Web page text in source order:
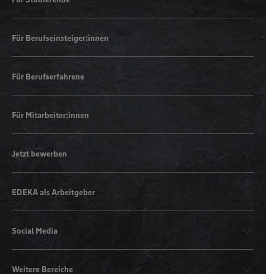
Für Berufseinsteiger:innen
Für Berufserfahrene
Für Mitarbeiter:innen
Jetzt bewerben
EDEKA als Arbeitgeber
Social Media
Weitere Bereiche